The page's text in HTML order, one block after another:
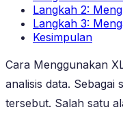
Langkah 2:
Langkah 3:
Kesimpulan
Cara Menggunakan
analisis data.
tersebut. Salah satu